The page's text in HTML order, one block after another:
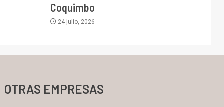
Coquimbo
24 julio, 2026
OTRAS EMPRESAS